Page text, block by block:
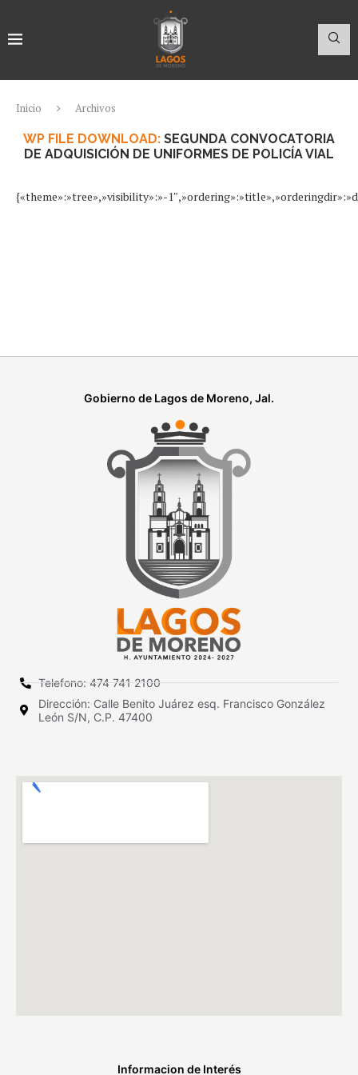
Inicio Archivos
WP FILE DOWNLOAD: SEGUNDA CONVOCATORIA
DE ADQUISICIÓN DE UNIFORMES DE POLICÍA VIAL
{«theme»:»tree»,»visibility»:»-
Gobierno de Lagos de Moreno, Jal.
Telefono: 474 741 2100
Dirección: Calle Benito Juárez esq. Francisco González
León S/N, C.P. 47400
Informacion de Interés